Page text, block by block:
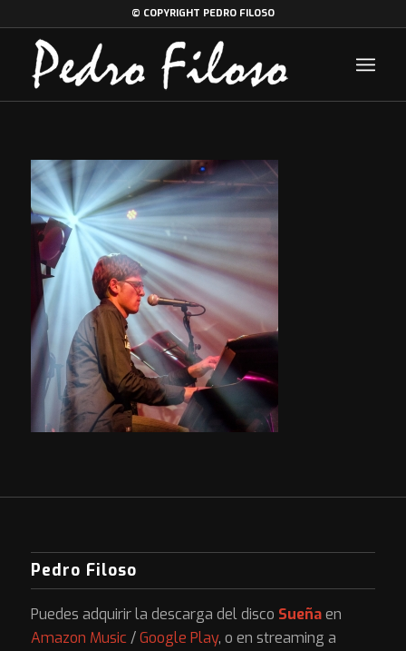
© COPYRIGHT PEDRO FILOSO
Pedro Filoso
Puedes adquirir la descarga del disco Sueñaen
Amazon Music/Google Play, o en streaming a